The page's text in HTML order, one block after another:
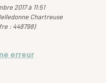
2017 à 11:51
Chartreuse
: 448798)
erreur